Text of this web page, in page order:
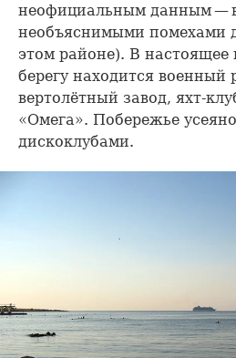
неофициальным данным —
необъяснимыми помехами
этом районе). В настоящее
берегу находится военный
вертолётный завод, яхт-
«Омега». Побережье
дискоклубами.